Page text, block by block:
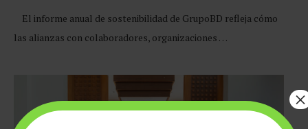
El informe anual de sostenibilidad de GrupoBD refleja cómo
las alianzas con colaboradores, organizaciones …
×